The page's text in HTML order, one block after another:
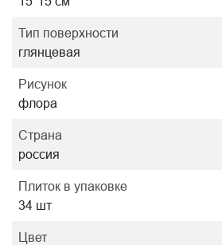
Тип поверхности
глянцевая
Рисунок
флора
Страна
россия
Плиток в упаковке
34 шт
Цвет